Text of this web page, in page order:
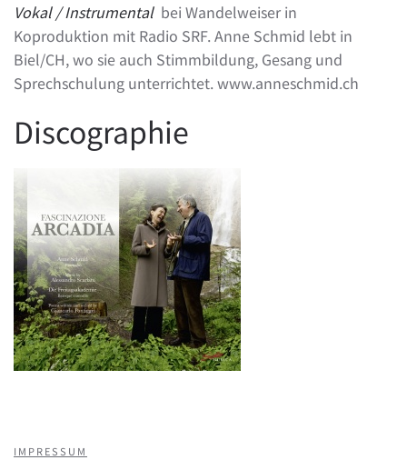
Vokal / Instrumentalbei Wandelweiser in
Koproduktion mit Radio SRF. Anne Schmid lebt in
Biel/CH, wo sie auch Stimmbildung, Gesang und
Sprechschulung unterrichtet. www.anneschmid.ch
Discographie
IMPRESSUM